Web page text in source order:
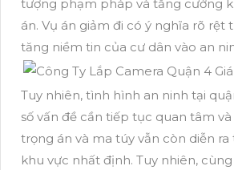
tượng phạm pháp và tăng cường
án. Vụ án giảm đi có ý nghĩa rõ rệt
tăng niềm tin của cư dân vào an
Tuy nhiên, tình hình an ninh tại
số vấn đề cần tiếp tục quan tâm và
trọng án và ma túy vẫn còn diễn
khu vực nhất định. Tuy nhiên,